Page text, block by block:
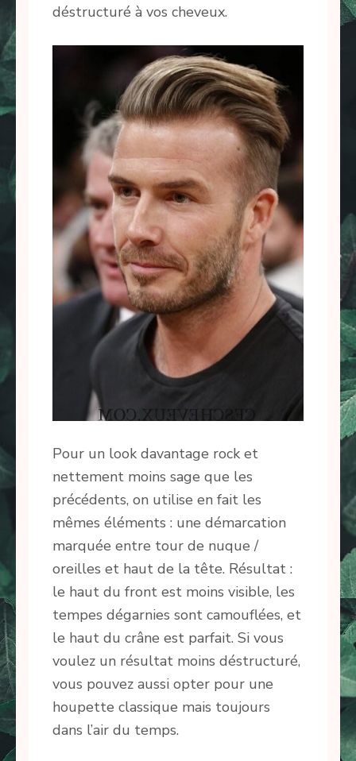
déstructuré à vos cheveux.
Pour un look davantage rock et
nettement moins sage que les
précédents, on utilise en fait les
mêmes éléments : une démarcation
marquée entre tour de nuque /
oreilles et haut de la tête. Résultat :
le haut du front est moins visible, les
tempes dégarnies sont camouflées, et
le haut du crâne est parfait. Si vous
voulez un résultat moins déstructuré,
vous pouvez aussi opter pour une
houpette classique mais toujours
dans l’air du temps.